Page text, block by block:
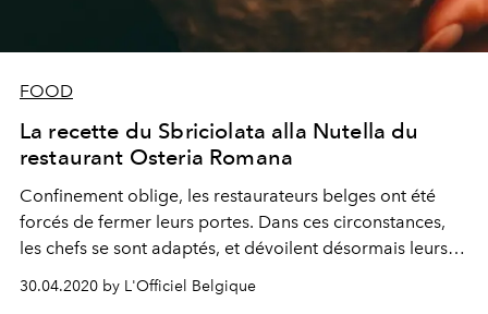
FOOD
La recette du Sbriciolata alla Nutella du
restaurant Osteria Romana
Confinement oblige, les restaurateurs belges ont été
forcés de fermer leurs portes. Dans ces circonstances,
les chefs se sont adaptés, et dévoilent désormais leurs
recettes afin de recréer leurs spécialités à la maison.
C’est le cas du restaurant trendy bruxellois Osteria
30.04.2020 by L'Officiel Belgique